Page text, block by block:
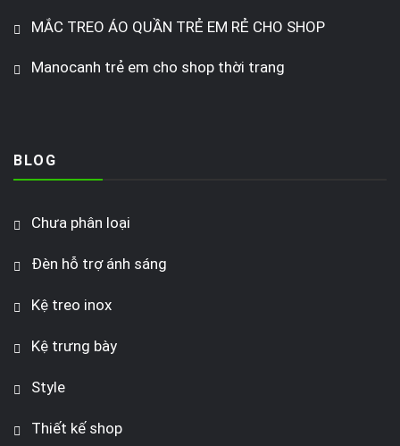
MẮC TREO ÁO QUẦN TRẺ EM RẺ CHO SHOP
Manocanh trẻ em cho shop thời trang
BLOG
Chưa phân loại
Đèn hỗ trợ ánh sáng
Kệ treo inox
Kệ trưng bày
Style
Thiết kế shop